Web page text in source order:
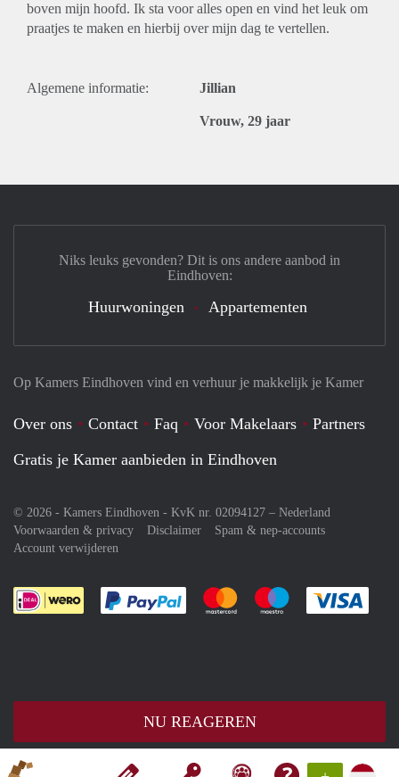
boven mijn hoofd. Ik sta voor alles open en vind het leuk om
praatjes te maken en hierbij over mijn dag te vertellen.
Algemene informatie: Jillian
Vrouw, 29 jaar
NU REAGEREN
Op Kamers Eindhoven vind en verhuur je makkelijk je Kamer
Over ons Contact Faq Voor Makelaars
Partners
Gratis je Kamer aanbieden in Eindhoven
© 2026 - Kamers Eindhoven - KvK nr. 02094127 – Nederland
Voorwaarden & privacy
Disclaimer
Spam & nep-accounts
Account verwijderen
Je rekent gemakkelijk af met Paypal
Je rekent gemakkelijk af met
Je rekent
Niks leuks gevonden? Dit is ons andere aanbod in
Eindhoven:
Huurwoningen Appartementen